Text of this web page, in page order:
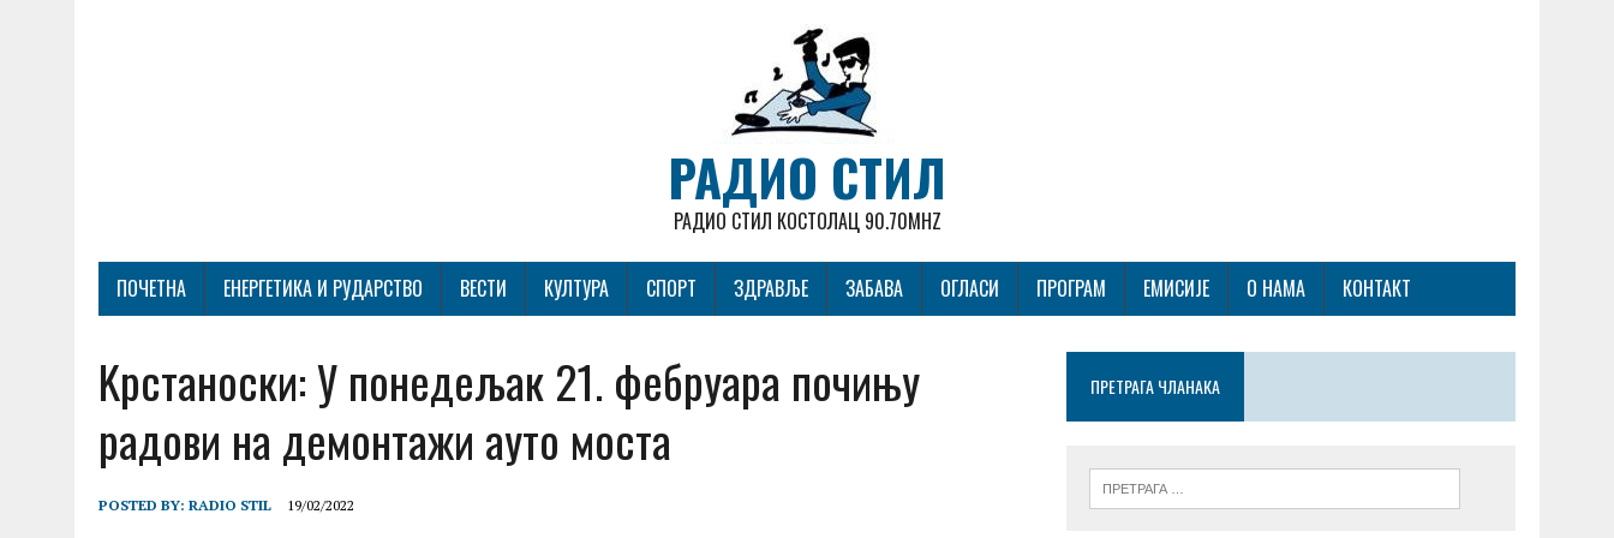
РАДИО СТИЛ
РАДИО СТИЛ КОСТОЛАЦ 90.70MHZ
ПОЧЕТНА ЕНЕРГЕТИКА И РУДАРСТВО ВЕСТИ КУЛТУРА СПОРТ ЗДРАВЉЕ ЗАБАВА ОГЛАСИ ПРОГРАМ ЕМИСИЈЕ О НАМА КОНТАКТ
Kрстаноски: У понедељак 21. фебруара почињу
радови на демонтажи ауто моста
POSTED BY: RADIO STIL 19/02/2022
ПРЕТРАГА ЧЛАНАКА